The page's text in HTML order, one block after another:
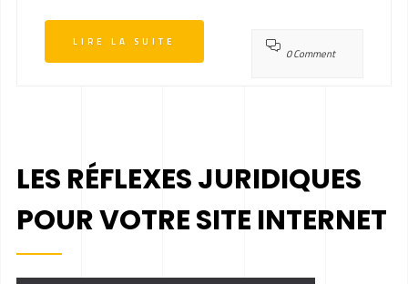
LIRE LA SUITE
0 Comment
LES RÉFLEXES JURIDIQUES
POUR VOTRE SITE INTERNET